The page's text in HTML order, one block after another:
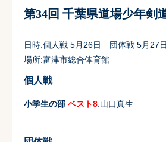
第34回 千葉県道場少年剣
日時:個人戦 5月26日 団体戦 5月27日
場所:富津市総合体育館
個人戦
小学生の部 ベスト8:山口真生